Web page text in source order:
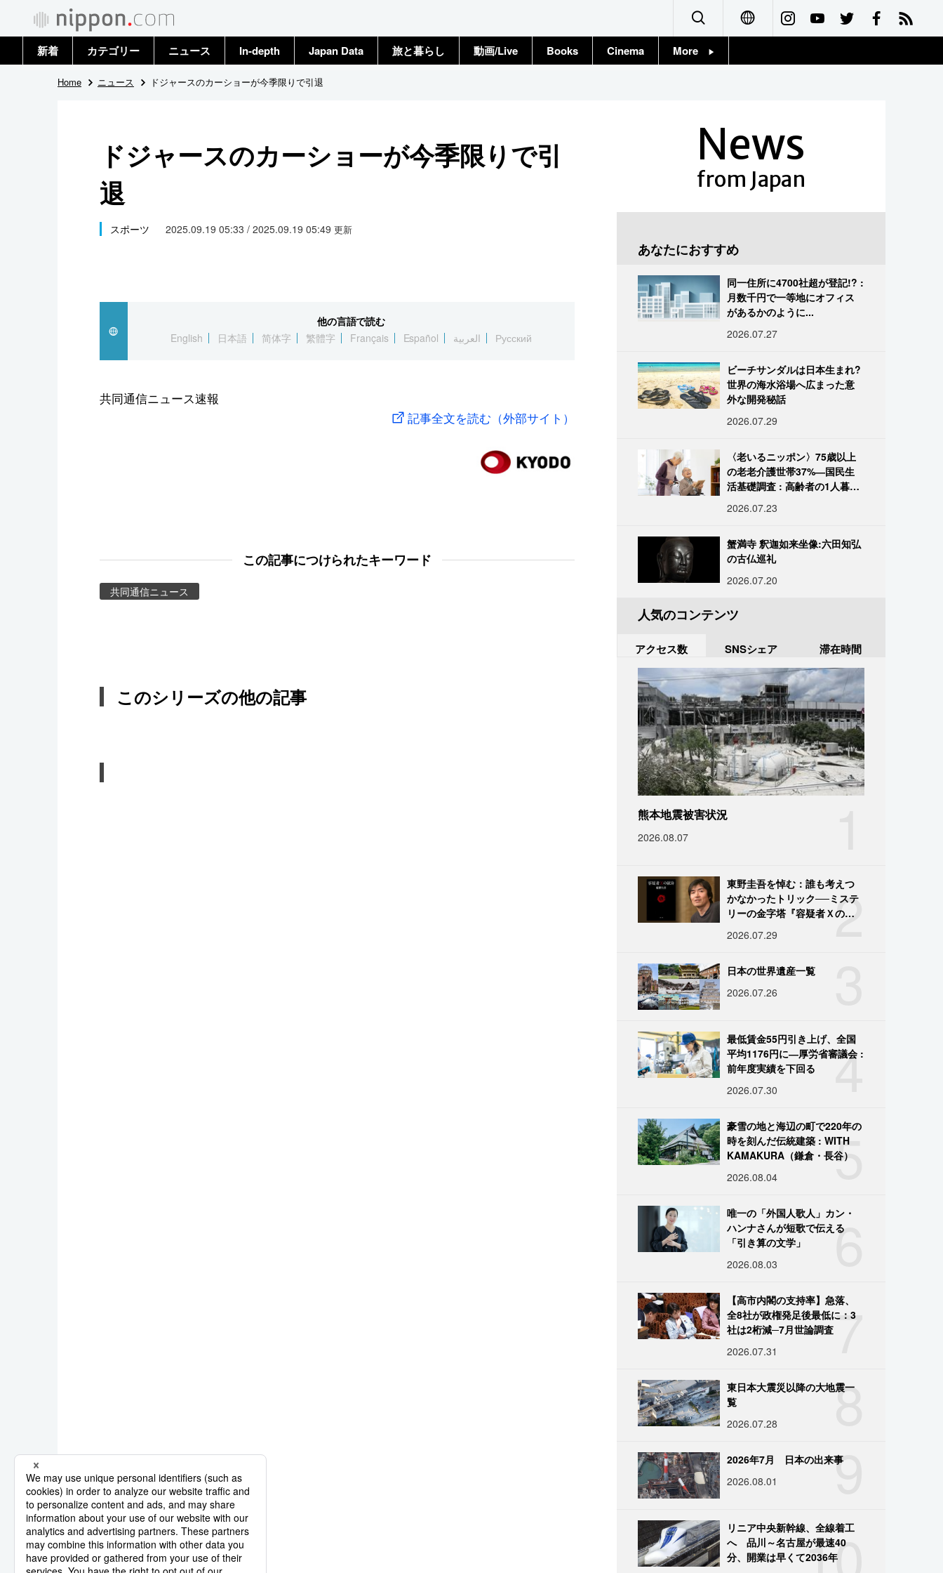
Français
新着 カテゴリー
政治・外交
社会
文化
スポーツ・東京2020
ニュース
トップ
In-depth Japan Data 旅と暮らし 動画/Live Books Cinema More
Home ニュース ドジャースのカーショーが今季限りで引退
ドジャースのカーショーが今季限りで引
退
スポーツ 2025.09.19 05:33 / 2025.09.19 05:49 更新
他の言語で読む
English
日本語 简体字 繁體字 Français Español العربية Русский
共同通信ニュース速報
記事全文を読む（外部サイト）
この記事につけられたキーワード
共同通信ニュース
このシリーズの他の記事
News
from Japan
あなたにおすすめ
同一住所に4700社超が登記!? :
月数千円で一等地にオフィス
があるかのように...
2026.07.27
ビーチサンダルは日本生まれ?
世界の海水浴場へ広まった意
外な開発秘話
2026.07.29
〈老いるニッポン〉75歳以上
の老老介護世帯37%―国民生
活基礎調査 : 高齢者の1人暮ら
2026.07.23
蟹満寺 釈迦如来坐像:六田知弘
の古仏巡礼
2026.07.20
人気のコンテンツ
アクセス数 SNSシェア 滞在時間
熊本地震被害状況
2026.08.07
2
東野圭吾を悼む：誰も考えつ
かなかったトリック──ミステ
リーの金字塔『容疑者Ｘの献
2026.07.29
日本の世界遺産一覧
2026.07.26
4
最低賃金55円引き上げ、全国
平均1176円に―厚労省審議会 :
前年度実績を下回る
2026.07.30
5
豪雪の地と海辺の町で220年の
時を刻んだ伝統建築 : WITH
KAMAKURA（鎌倉・長谷）
2026.08.04
6
唯一の「外国人歌人」カン・
ハンナさんが短歌で伝える
「引き算の文学」
2026.08.03
7
【高市内閣の支持率】急落、
全8社が政権発足後最低に：3
社は2桁減─7月世論調査
2026.07.31
8
東日本大震災以降の大地震一
覧
2026.07.28
9
2026年7月 日本の出来事
2026.08.01
10
リニア中央新幹線、全線着工
へ 品川～名古屋が最速40
分、開業は早くて2036年